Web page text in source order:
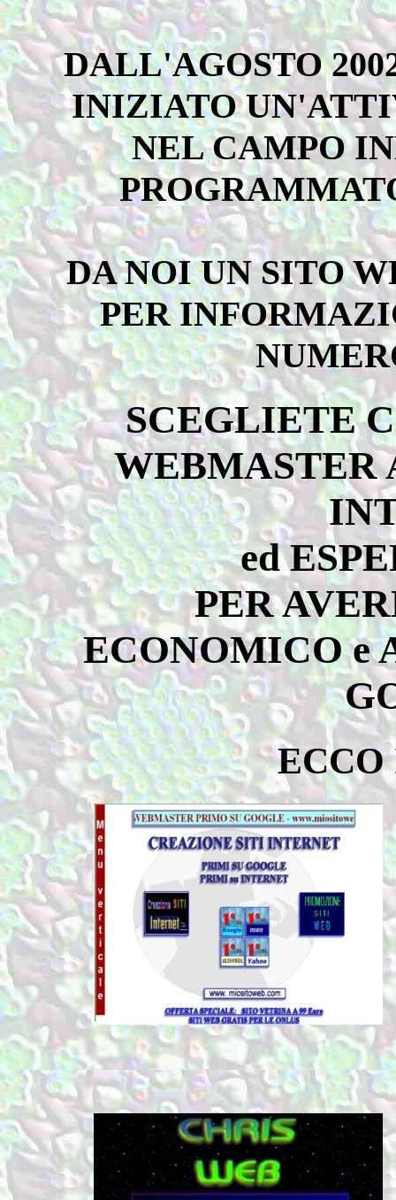
DALL'AGOSTO
INIZIATO
NEL CAMPO
DA NOI UN SITO
PER
SCEGLIETE
WEBMASTER
ed
PER
ECONOMICO e